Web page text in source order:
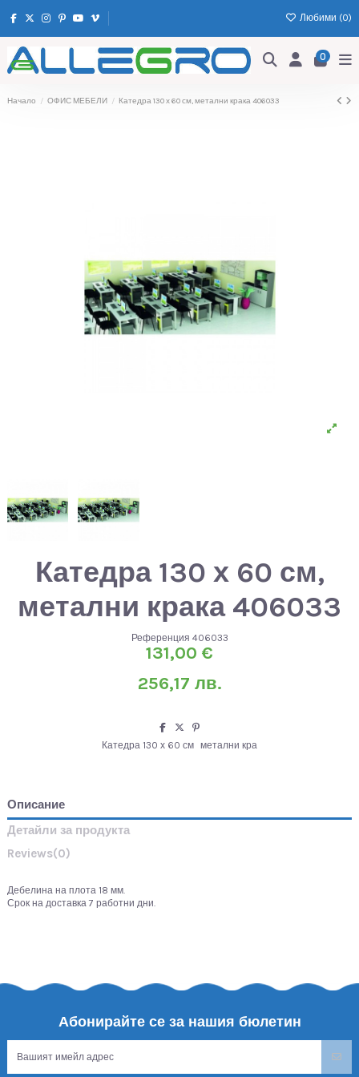
Любими (0)
0
Начало ОФИС МЕБЕЛИ Катедра 130 х 60 см, метални крака 406033
Катедра 130 х 60 см,
метални крака 406033
Референция 406033
131,00 €
256,17 лв.
Катедра 130 х 60 см метални кра
Описание
Детайли за продукта
Reviews(0)
Дебелина на плота 18 мм.
Срок на доставка 7 работни дни.
Абонирайте се за нашия бюлетин